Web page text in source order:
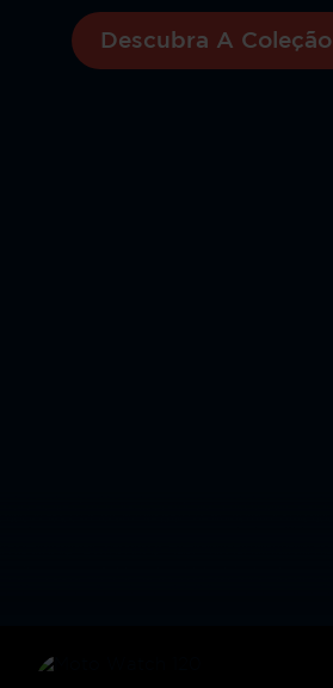
Descubra A Coleção